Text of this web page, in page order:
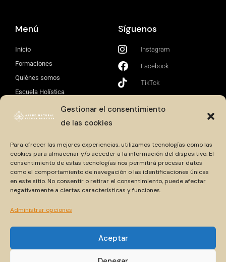
Gestionar el consentimiento
de las cookies
Para ofrecer las mejores experiencias, utilizamos tecnologías como las
cookies para almacenar y/o acceder a la información del dispositivo. El
consentimiento de estas tecnologías nos permitirá procesar datos
como el comportamiento de navegación o las identificaciones únicas
en este sitio. No consentir o retirar el consentimiento, puede afectar
negativamente a ciertas características y funciones.
Administrar opciones
Aceptar
Menú
Inicio
Formaciones
Quiénes somos
Escuela Holística
Síguenos
Instagram
Facebook
TikTok
reserva tu sesión de claridad
RESERVA TU SESIÓN
Copyright 2026 © Salud Natural todos los derechos
reservados